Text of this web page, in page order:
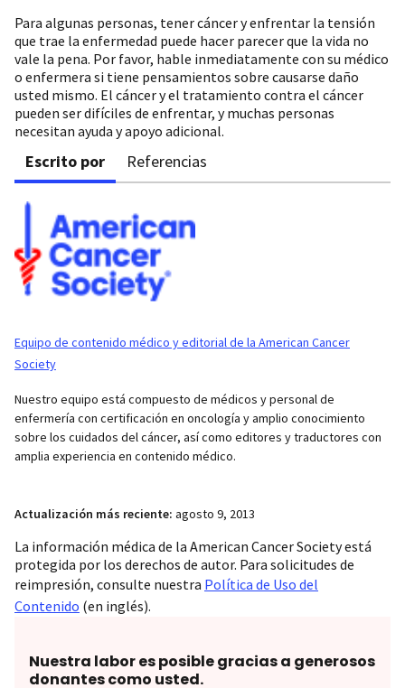
Para algunas personas, tener cáncer y enfrentar la tensión
que trae la enfermedad puede hacer parecer que la vida no
vale la pena. Por favor, hable inmediatamente con su médico
o enfermera si tiene pensamientos sobre causarse daño
usted mismo. El cáncer y el tratamiento contra el cáncer
pueden ser difíciles de enfrentar, y muchas personas
necesitan ayuda y apoyo adicional.
Escrito por Referencias
Equipo de contenido médico y editorial de la American Cancer
Society
Nuestro equipo está compuesto de médicos y personal de
enfermería con certificación en oncología y amplio conocimiento
sobre los cuidados del cáncer, así como editores y traductores con
amplia experiencia en contenido médico.
Actualización más reciente: agosto 9, 2013
La información médica de la American Cancer Society está
protegida por los derechos de autor. Para solicitudes de
reimpresión, consulte nuestra Política de Uso del
Contenido (en inglés).
Nuestra labor es posible gracias a generosos
donantes como usted.